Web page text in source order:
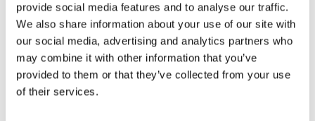
provide social media features and to analyse our traffic.
We also share information about your use of our site with
our social media, advertising and analytics partners who
may combine it with other information that you’ve
provided to them or that they’ve collected from your use
of their services.
Forza
1800 N
Tensione di alimentazione
230 V AC